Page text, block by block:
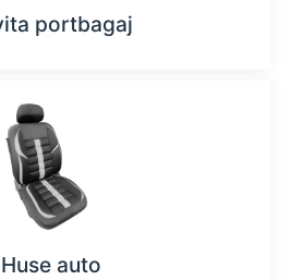
portbagaj
Huse auto